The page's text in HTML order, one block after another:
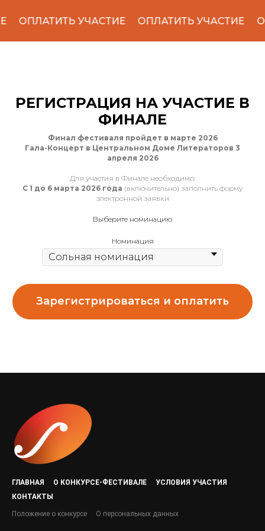
ОПЛАТИТЬ УЧАСТИЕ ОПЛАТИТЬ УЧАСТИЕ
РЕГИСТРАЦИЯ НА УЧАСТИЕ В
ФИНАЛЕ
Финал фестиваля пройдет в марте 2026
Гала-Концерт в Центральном Доме Литераторов 3
апреля 2026
Для участия в Финале необходимо:
С 1 до 6 марта 2026 года (включительно) заполнить форму
электронной заявки
Выберите номинацию
Номинация
Зарегистрироваться и оплатить
ГЛАВНАЯ О КОНКУРСЕ-ФЕСТИВАЛЕ
УСЛОВИЯ УЧАСТИЯ
КОНТАКТЫ
Положение о конкурсе О персональных данных